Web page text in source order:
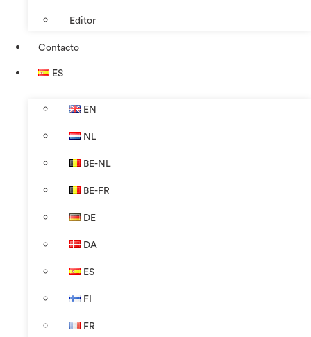
Editor
Contacto
ES
EN
NL
BE-NL
BE-FR
DE
DA
ES
FI
FR